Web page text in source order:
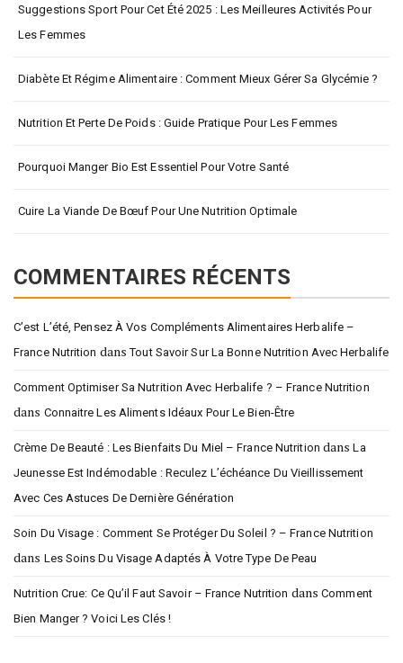
Suggestions Sport Pour Cet Été 2025 : Les Meilleures Activités Pour
Les Femmes
Diabète Et Régime Alimentaire : Comment Mieux Gérer Sa Glycémie ?
Nutrition Et Perte De Poids : Guide Pratique Pour Les Femmes
Pourquoi Manger Bio Est Essentiel Pour Votre Santé
Cuire La Viande De Bœuf Pour Une Nutrition Optimale
COMMENTAIRES RÉCENTS
C’est L’été, Pensez À Vos Compléments Alimentaires Herbalife –
France Nutrition dansTout Savoir Sur La Bonne Nutrition Avec Herbalife
Comment Optimiser Sa Nutrition Avec Herbalife ? – France Nutrition
dans Connaitre Les Aliments Idéaux Pour Le Bien-Être
Crème De Beauté : Les Bienfaits Du Miel – France Nutrition dansLa
Jeunesse Est Indémodable : Reculez L’échéance Du Vieillissement
Avec Ces Astuces De Dernière Génération
Soin Du Visage : Comment Se Protéger Du Soleil ? – France Nutrition
dans Les Soins Du Visage Adaptés À Votre Type De Peau
Nutrition Crue: Ce Qu’il Faut Savoir – France Nutrition dansComment
Bien Manger ? Voici Les Clés !